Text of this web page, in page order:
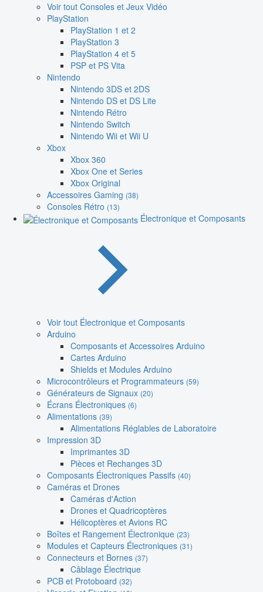
Voir tout Consoles et Jeux Vidéo
PlayStation
PlayStation 1 et 2
PlayStation 3
PlayStation 4 et 5
PSP et PS Vita
Nintendo
Nintendo 3DS et 2DS
Nintendo DS et DS Lite
Nintendo Rétro
Nintendo Switch
Nintendo Wii et Wii U
Xbox
Xbox 360
Xbox One et Series
Xbox Original
Accessoires Gaming (38)
Consoles Rétro (13)
Électronique et Composants
Voir tout Électronique et Composants
Arduino
Composants et Accessoires Arduino
Cartes Arduino
Shields et Modules Arduino
Microcontrôleurs et Programmateurs (59)
Générateurs de Signaux (20)
Écrans Électroniques (6)
Alimentations (39)
Alimentations Réglables de Laboratoire
Impression 3D
Imprimantes 3D
Pièces et Rechanges 3D
Composants Électroniques Passifs (40)
Caméras et Drones
Caméras d'Action
Drones et Quadricoptères
Hélicoptères et Avions RC
Boîtes et Rangement Électronique (23)
Modules et Capteurs Électroniques (31)
Connecteurs et Bornes (37)
Câblage Électrique
PCB et Protoboard (32)